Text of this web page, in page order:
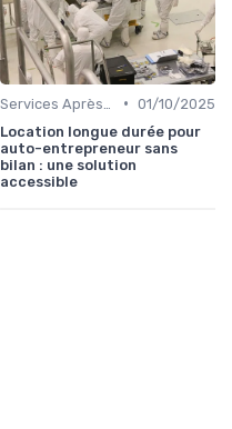
• 01/10/2025
Location longue durée pour
auto-entrepreneur sans
bilan : une solution
accessible